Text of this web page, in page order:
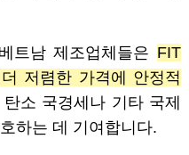
트남 제조업체들은 FIT
저렴한 가격에 안정적
탄소 국경세나 기타 국제
하는 데 기여합니다.